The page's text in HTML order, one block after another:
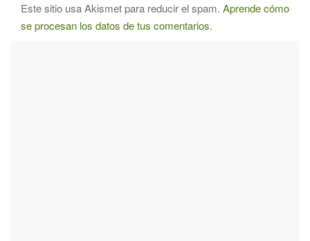
Este sitio usa Akismet para reducir el spam. Aprende cómo
se procesan los datos de tus comentarios.